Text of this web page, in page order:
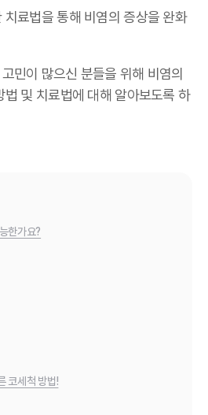
치료법을 통해 비염의 증상을 완화
민이 많으신 분들을 위해 비염의
및 치료법에 대해 알아보도록 하
한가요?
코세척 방법!